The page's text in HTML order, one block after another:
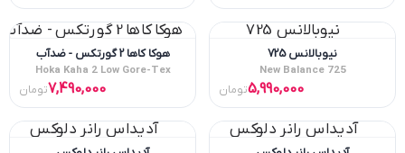
نیوبالانس 725
New Balance 725
5,990,000تومان
هوکا کاها 2 گورتکس - ضدآب
Hoka Kaha 2 Low Gore-Tex
7,490,000تومان